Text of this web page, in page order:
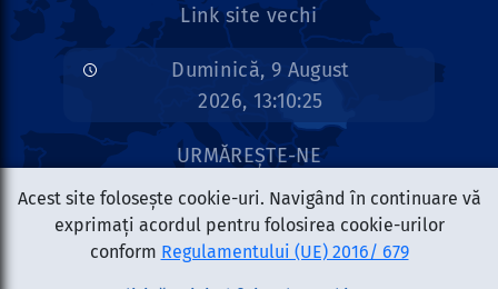
Duminică, 9 August
2026, 13:10:25
URMĂREȘTE-NE
Link site vechi
Acest site folosește cookie-uri. Navigând în continuare vă
exprimați acordul pentru folosirea cookie-urilor
conform Regulamentului (UE) 2016/ 679